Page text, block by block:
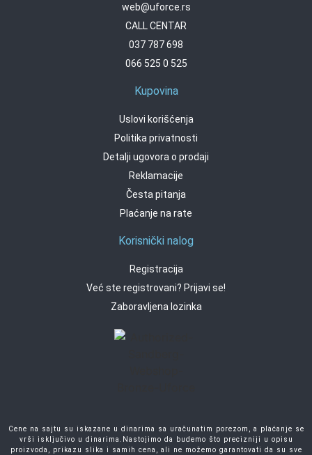
web@uforce.rs
CALL CENTAR
037 787 698
066 525 0 525
Kupovina
Uslovi korišćenja
Politika privatnosti
Detalji ugovora o prodaji
Reklamacije
Česta pitanja
Plaćanje na rate
Korisnički nalog
Registracija
Već ste registrovani? Prijavi se!
Zaboravljena lozinka
Cene na sajtu su iskazane u dinarima sa uračunatim porezom, a plaćanje se
vrši isključivo u dinarima.Nastojimo da budemo što precizniji u opisu
proizvoda, prikazu slika i samih cena, ali ne možemo garantovati da su sve